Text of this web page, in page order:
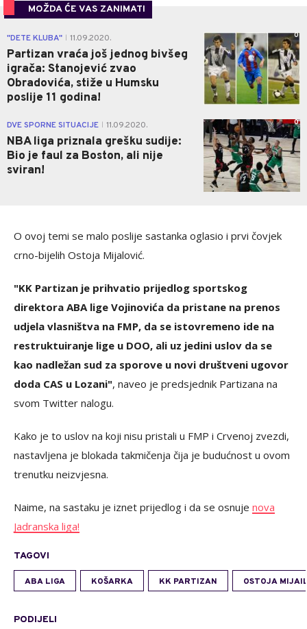
MOŽDA ĆE VAS ZANIMATI
"DETE KLUBA" 11.09.2020.
Partizan vraća još jednog bivšeg
igrača: Stanojević zvao
Obradovića, stiže u Humsku
poslije 11 godina!
0
DVE SPORNE SITUACIJE 11.09.2020.
NBA liga priznala grešku sudije:
Bio je faul za Boston, ali nije
sviran!
0
O ovoj temi se malo poslije sastanka oglasio i prvi čovjek
crno-bijelih Ostoja Mijalović.
"KK Partizan je prihvatio prijedlog sportskog
direktora ABA lige Vojinovića da pristane na prenos
udjela vlasništva na FMP, da se istovremeno ide na
restruktuiranje lige u DOO, ali uz jedini uslov da se
kao nadležan sud za sporove u novi društveni ugovor
doda CAS u Lozani", naveo je predsjednik Partizana na
svom Twitter nalogu.
Kako je to uslov na koji nisu pristali u FMP i Crvenoj zvezdi,
nastavljena je blokada takmičenja čija je budućnost u ovom
trenutku neizvjesna.
Naime, na sastaku je iznet prijedlog i da se osnuje nova
Jadranska liga!
TAGOVI
ABA LIGA KOŠARKA KK PARTIZAN OSTOJA
PODIJELI